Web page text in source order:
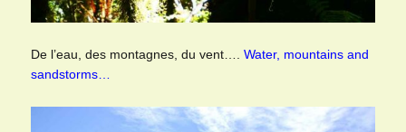
De l’eau, des montagnes, du vent….Water, mountains and
sandstorms…